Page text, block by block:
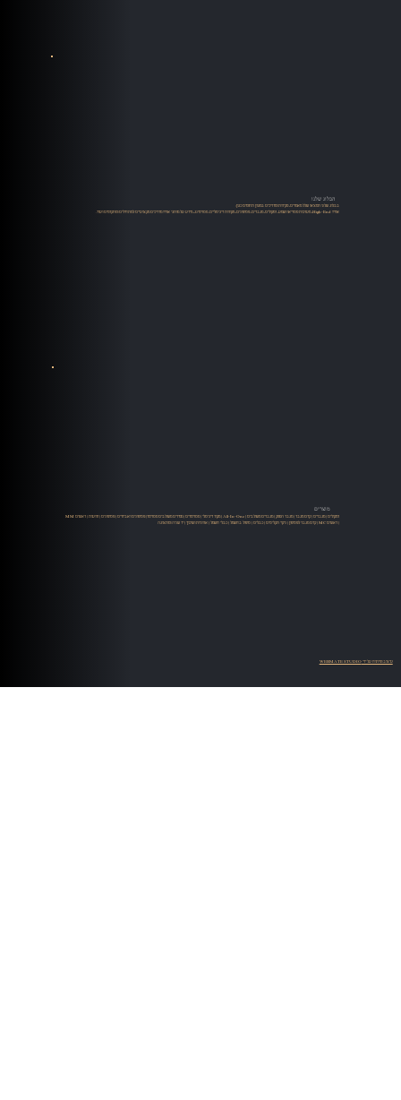
הבלוג שלנו
בבלוג שלנו תמצאו שלל מאמרים, סקירות ומדריכים במגוון תחומים כגון:
אודיו High-End, מערכות סטריאו ושמע, רמקולים, מגברים, פטיפונים, מקורות דיגיטליים, סטרימינג, מידע על מותגי אודיו מדריכים מקצועיים למתחילים ומתקדמים ועוד.
מוצרים
רמקולים|מגברים|קדם מגבר|מגבר הספק|מגברים משולבים|
All-In-One
|מקור דיגיטלי|סטרימרים|ממירים משולבים סטרימר|פטיפונים ואביזרים|פטיפונים|זרועות|ראשים MM
| ראשים MC |
קדם מגבר לפטיפון|ניקוי תקליטים|כבלים|טיפול בחשמל|כבלי חשמל|ארוניות ושיכוך|יד שניה ומתצוגה
עיצוב ופיתוח על ידי WEBMATE STUDIO